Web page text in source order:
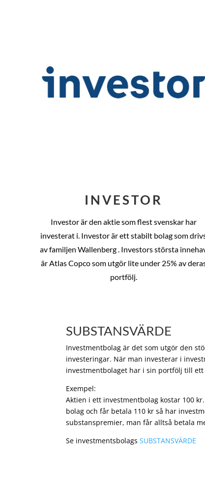
INVESTOR
Investor är den aktie som flest svenskar har
investerat i. Investor är ett stabilt bolag som
av familjen Wallenberg . Investors största
är Atlas Copco som utgör lite under 25% av
portfölj.
SUBSTANSVÄRDE
Investmentbolag är det som utgör den
investeringar. När man investerar i
investmentbolaget har i sin portfölj till
Exempel:
Aktien i ett investmentbolag kostar 100
bolag och får betala 110 kr så har
substanspremier, man får alltså betala
Se investmentsbolagsSUBSTANSVÄRDE